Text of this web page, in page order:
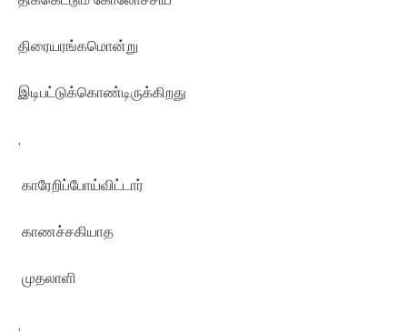
திரையரங்கமொன்று
இடிபட்டுக்கொண்டிருக்கிறது
காரேறிப்போய்விட்டார்
காணச்சகியாத
முதலாளி